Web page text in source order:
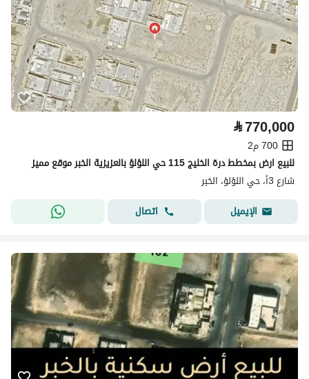
⃁770,000
700 م2
للبيع ارض بمخطط درة الخليج 115 حي اللؤلؤ بالعزيزية الخبر موقع مميز
شارع 3أ، حي اللؤلؤ، الخبر
الإيميل
اتصال